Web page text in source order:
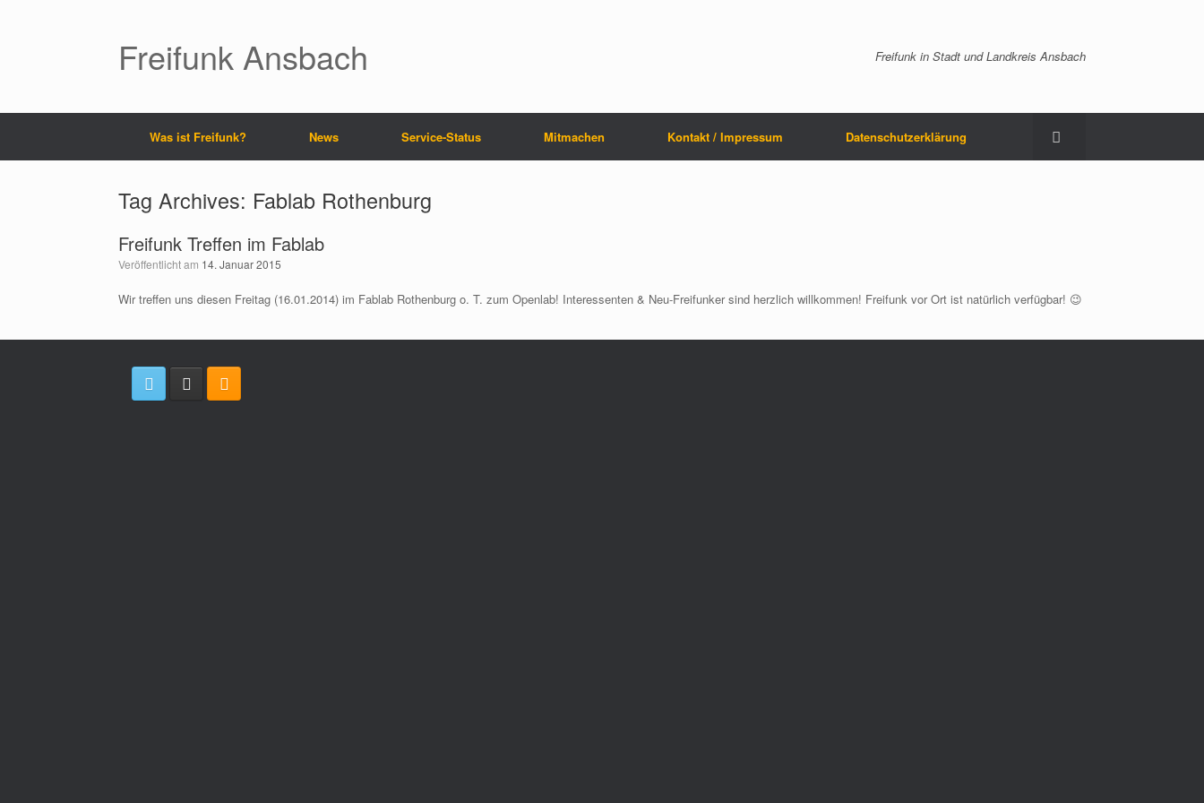
Freifunk Ansbach Freifunk in Stadt und Landkreis Ansbach
Was ist Freifunk? News Service-Status Mitmachen Kontakt / Impressum Datenschutzerklärung
Tag Archives: Fablab Rothenburg
Freifunk Treffen im Fablab
Veröffentlicht am 14. Januar 2015
Wir treffen uns diesen Freitag (16.01.2014) im Fablab Rothenburg o. T. zum Openlab! Interessenten & Neu-Freifunker sind herzlich willkommen! Freifunk vor Ort ist natürlich verfügbar! 😉